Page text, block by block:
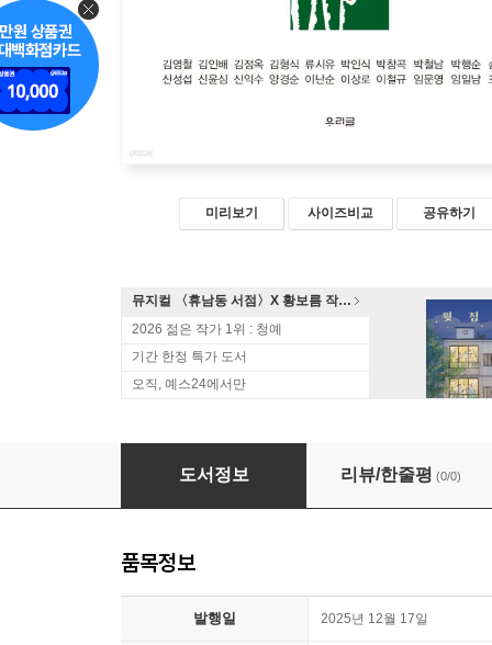
미리보기 사이즈비교 공유하기
뮤지컬 〈휴남동 서점〉X 황보름 작가 북토크
2026 젊은 작가 1위 : 청예
기간 한정 특가 도서
오직, 예스24에서만
그리움의 값으로
도서정보 리뷰/한줄평 (0/0)
품목정보
발행일 2025년 12월 17일